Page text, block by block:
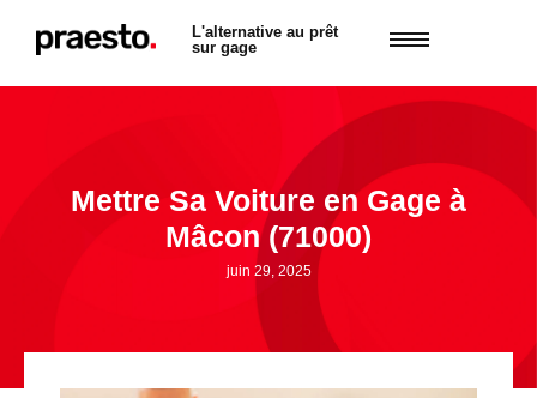
L'alternative au prêt
sur gage
Mettre Sa Voiture en Gage à
Mâcon (71000)
juin 29, 2025